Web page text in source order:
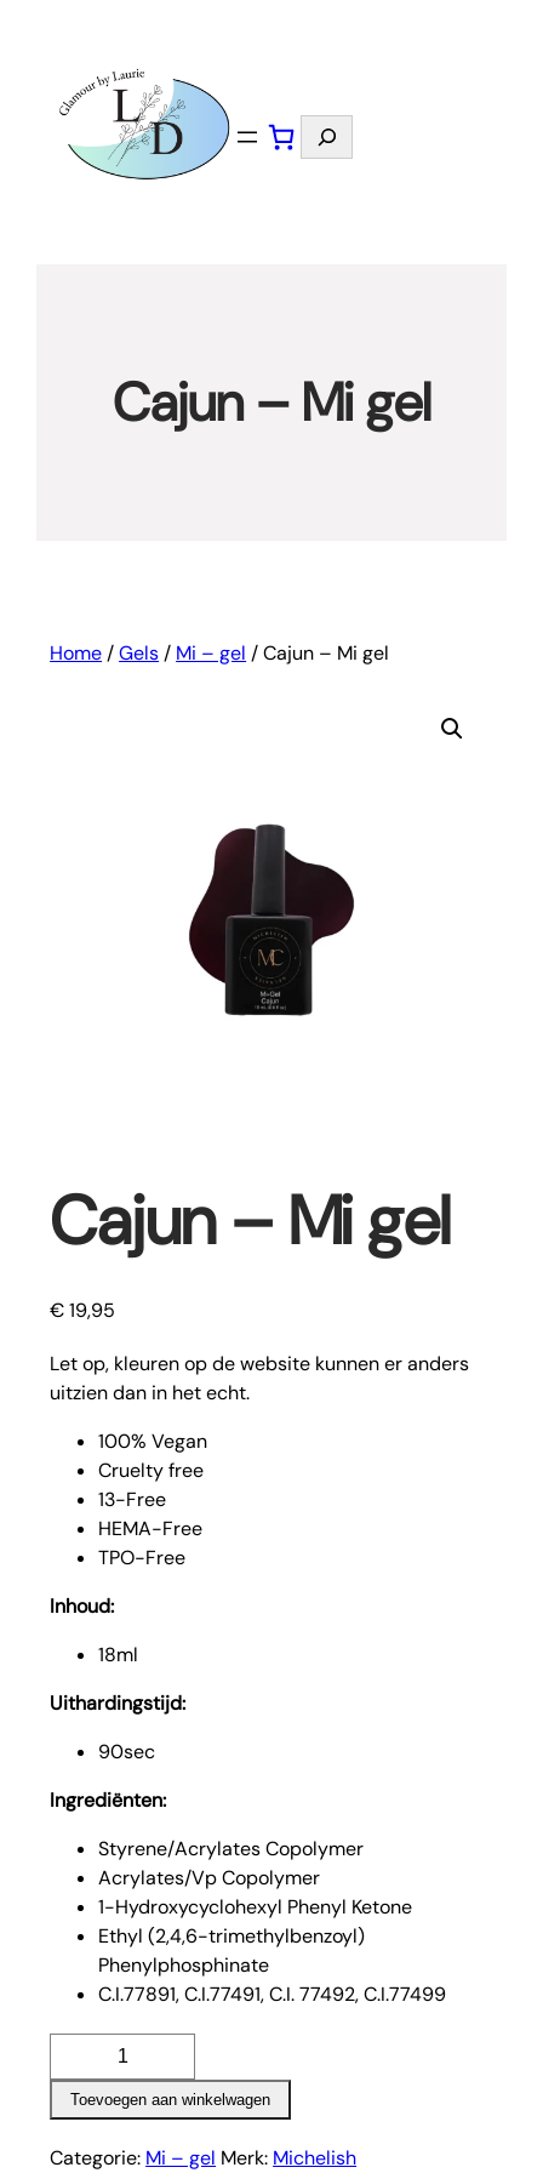
inhoud
Zoeken
Cajun – Mi gel
Home /Gels / Mi – gel / Cajun – Mi gel
Cajun – Mi gel
€19,95
Let op, kleuren op de website kunnen er anders
uitzien dan in het echt.
100% Vegan
Cruelty free
13-Free
HEMA-Free
TPO-Free
Inhoud:
18ml
Uithardingstijd:
90sec
Ingrediënten:
Styrene/Acrylates Copolymer
Acrylates/Vp Copolymer
1-Hydroxycyclohexyl Phenyl Ketone
Ethyl (2,4,6-trimethylbenzoyl)
Phenylphosphinate
C.I.77891, C.I.77491, C.I. 77492, C.I.77499
–
aantal
Toevoegen aan winkelwagen
Categorie: Mi – gel Merk: Michelish